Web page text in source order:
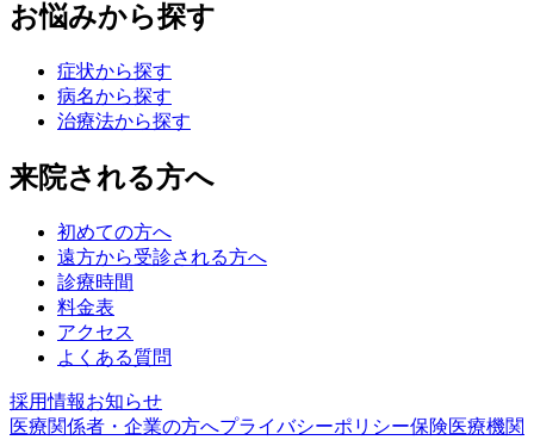
お悩みから探す
症状から探す
病名から探す
治療法から探す
来院される方へ
初めての方へ
遠方から受診される方へ
診療時間
料金表
アクセス
よくある質問
採用情報お知らせ
医療関係者・企業の方へプライバシーポリシー保険医療機関